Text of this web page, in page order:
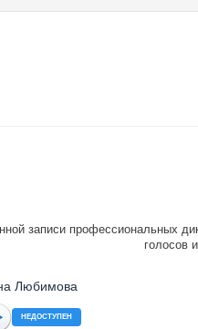
записи профессиональных
голосов
Любимова
НЕДОСТУПЕН